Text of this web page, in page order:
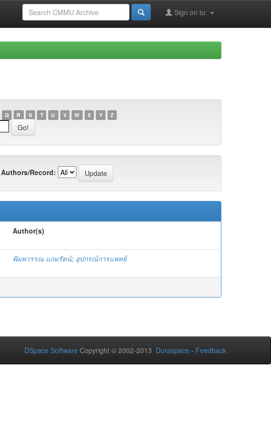
Sign on to:
Q R S T U V W X Y Z
Authors/Record:
Author(s)
พิมพวรรณ แถมรัตน์; อุปกรณ์การแพทย์
DSpace Software Copyright © 2002-2013 Duraspace - Feedback